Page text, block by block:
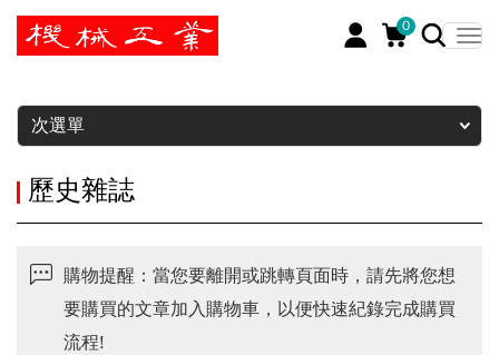
0
暫停
次選單
歷史雜誌
購物提醒：當您要離開或跳轉頁面時，請先將您想
要購買的文章加入購物車，以便快速紀錄完成購買
流程!